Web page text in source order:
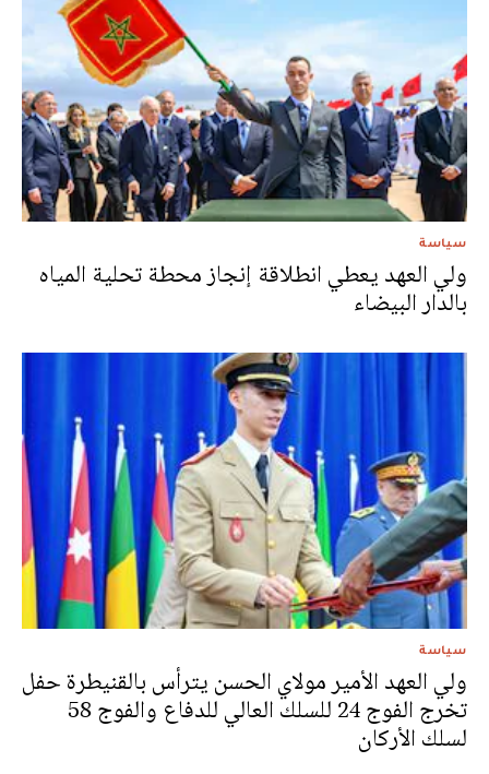
سياسة
ولي العهد يعطي انطلاقة إنجاز محطة تحلية المياه
بالدار البيضاء
سياسة
ولي العهد الأمير مولاي الحسن يترأس بالقنيطرة حفل
تخرج الفوج 24 للسلك العالي للدفاع والفوج 58
لسلك الأركان